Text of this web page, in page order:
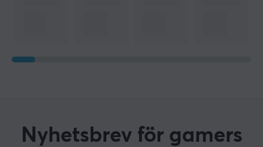
Nyhetsbrev för gamers